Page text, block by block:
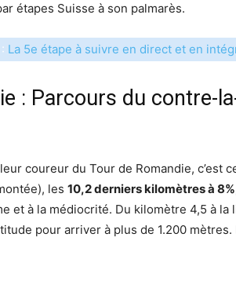
étapes Suisse à son palmarès.
: La 5e étape à suivre en direct et en
: Parcours du contre-
coureur du Tour de Romandie, c’est
les 10,2 derniers kilomètres à 8%
et à la médiocrité. Du kilomètre 4,5 à la
pour arriver à plus de 1.200